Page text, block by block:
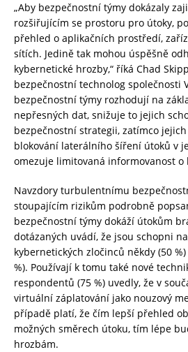
„Aby bezpečnostní týmy dokázaly
rozšiřujícím se prostoru pro útoky,
přehled o aplikačních prostředí,
sítích. Jedině tak mohou úspěšně
kybernetické hrozby,“ říká Chad
bezpečnostní technolog společnosti
bezpečnostní týmy rozhodují na
nepřesných dat, snižuje to jejich
bezpečnostní strategii, zatímco
blokování laterálního šíření útoků v
omezuje limitovaná informovanost o
Navzdory turbulentnímu
stoupajícím rizikům podrobně
bezpečnostní týmy dokáží útokům
dotázaných uvádí, že jsou schopni
kybernetických zločinců někdy (50
%). Používají k tomu také nové
respondentů (75 %) uvedly, že v
virtuální záplatování jako nouzový
případě platí, že čím lepší přehled
možných směrech útoku, tím lépe
hrozbám.